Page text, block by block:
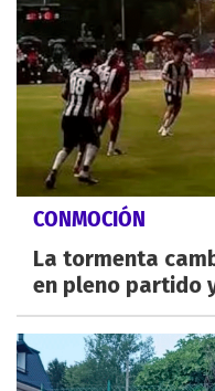
CONMOCIÓN
La tormenta
en pleno partido